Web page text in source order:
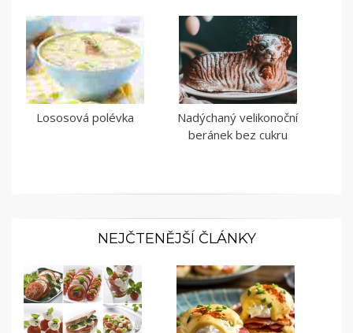
Lososová polévka
Nadýchaný velikonoční
beránek bez cukru
NEJČTENĚJŠÍ ČLÁNKY